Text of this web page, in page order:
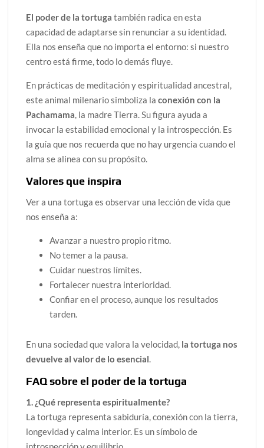
El poder de la tortuga también radica en esta
capacidad de adaptarse sin renunciar a su identidad.
Ella nos enseña que no importa el entorno: si nuestro
centro está firme, todo lo demás fluye.
En prácticas de meditación y espiritualidad ancestral,
este animal milenario simboliza laconexión con la
Pachamama, la madre Tierra. Su figura ayuda a
invocar la estabilidad emocional y la introspección. Es
la guía que nos recuerda que no hay urgencia cuando el
alma se alinea con su propósito.
Valores que inspira
Ver a una tortuga es observar una lección de vida que
nos enseña a:
Avanzar a nuestro propio ritmo.
No temer a la pausa.
Cuidar nuestros límites.
Fortalecer nuestra interioridad.
Confiar en el proceso, aunque los resultados
tarden.
En una sociedad que valora la velocidad, la tortuga nos
devuelve al valor de lo esencial.
FAQ sobre el poder de la tortuga
1. ¿Qué representa espiritualmente?
La tortuga representa sabiduría, conexión con la tierra,
longevidad y calma interior. Es un símbolo de